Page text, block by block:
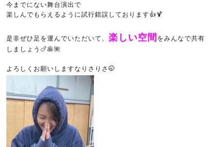
今までにない舞台演出で
楽しんでもらえるように試行錯誤しております👍🍹
是非ぜひ足を運んでいただいて、楽しい空間 をみんなで共有
しましょう🍗🥞🌺
よろしくお願いしますなりさりさ🤭